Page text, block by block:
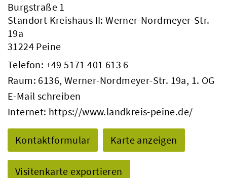
Burgstraße 1
Standort Kreishaus II: Werner-Nordmeyer-Str.
19a
31224 Peine
Telefon: +49 5171 401 613 6
Raum: 6136, Werner-Nordmeyer-Str. 19a, 1. OG
E-Mail schreiben
Internet: https://www.landkreis-peine.de/
Kontaktformular Karte anzeigen
Visitenkarte exportieren